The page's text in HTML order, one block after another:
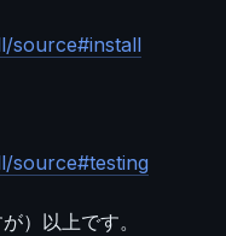
source#install
source#testing
）以上です。